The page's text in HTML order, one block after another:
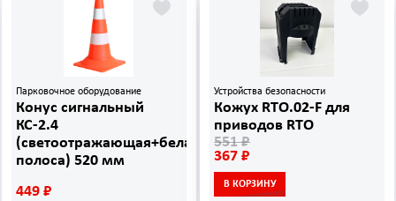
Парковочное оборудование
Конус сигнальный
КС-2.4
(светоотражающая+белая
полоса) 520 мм
449 ₽
Устройства безопасности
Кожух RTO.02-F для
приводов RTО
551 ₽
367 ₽
В КОРЗИНУ